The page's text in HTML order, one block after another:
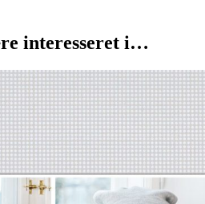
interesseret i…